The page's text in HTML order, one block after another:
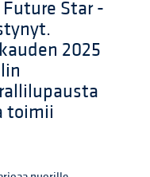
Star -
2025
toimii